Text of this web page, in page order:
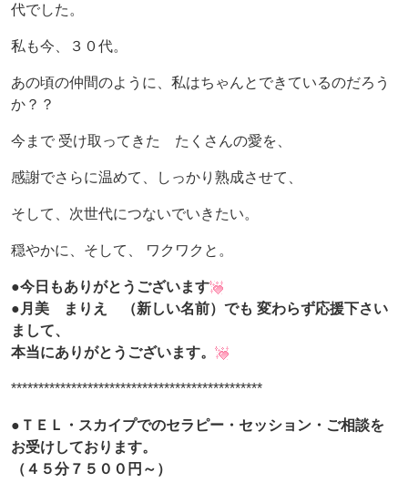
代でした。
私も今、３０代。
あの頃の仲間のように、私はちゃんとできているのだろう
か？？
今まで 受け取ってきた たくさんの愛を、
感謝でさらに温めて、しっかり熟成させて、
そして、次世代につないでいきたい。
穏やかに、そして、 ワクワクと。
●今日もありがとうございます
●月美 まりえ （新しい名前）でも 変わらず応援下さい
まして、
本当にありがとうございます。
**********************************************
●ＴＥＬ・スカイプでのセラピー・セッション・ご相談を
お受けしております。
（４５分７５００円～）